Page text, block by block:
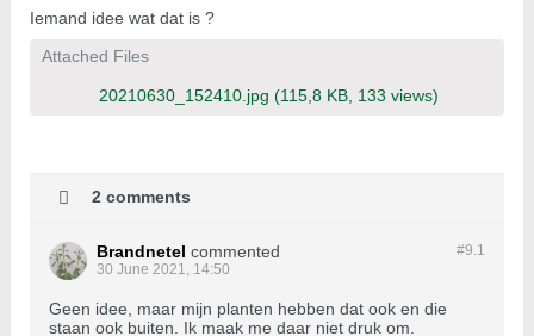
Iemand idee wat dat is ?
Attached Files
20210630_152410.jpg (115,8 KB, 133 views)
2 comments
#9.1
Brandnetel commented
30 June 2021, 14:50
Geen idee, maar mijn planten hebben dat ook en die
staan ook buiten. Ik maak me daar niet druk om.